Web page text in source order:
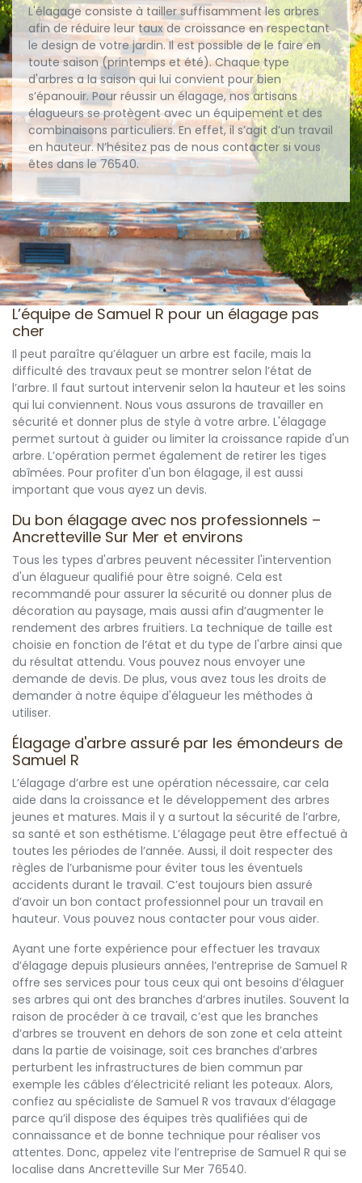
L'élagage consiste à tailler suffisamment les arbres
afin de réduire leur taux de croissance en respectant
le design de votre jardin. Il est possible de le faire en
toute saison (printemps et été). Chaque type
d'arbres a la saison qui lui convient pour bien
s’épanouir. Pour réussir un élagage, nos artisans
élagueurs se protègent avec un équipement et des
combinaisons particuliers. En effet, il s’agit d’un travail
en hauteur. N’hésitez pas de nous contacter si vous
êtes dans le 76540.
L’équipe de Samuel R pour un élagage pas
cher
Il peut paraître qu’élaguer un arbre est facile, mais la
difficulté des travaux peut se montrer selon l’état de
l’arbre. Il faut surtout intervenir selon la hauteur et les soins
qui lui conviennent. Nous vous assurons de travailler en
sécurité et donner plus de style à votre arbre. L'élagage
permet surtout à guider ou limiter la croissance rapide d'un
arbre. L’opération permet également de retirer les tiges
abîmées. Pour profiter d'un bon élagage, il est aussi
important que vous ayez un devis.
Du bon élagage avec nos professionnels –
Ancretteville Sur Mer et environs
Tous les types d'arbres peuvent nécessiter l'intervention
d'un élagueur qualifié pour être soigné. Cela est
recommandé pour assurer la sécurité ou donner plus de
décoration au paysage, mais aussi afin d’augmenter le
rendement des arbres fruitiers. La technique de taille est
choisie en fonction de l’état et du type de l'arbre ainsi que
du résultat attendu. Vous pouvez nous envoyer une
demande de devis. De plus, vous avez tous les droits de
demander à notre équipe d'élagueur les méthodes à
utiliser.
Élagage d'arbre assuré par les émondeurs de
Samuel R
L’élagage d’arbre est une opération nécessaire, car cela
aide dans la croissance et le développement des arbres
jeunes et matures. Mais il y a surtout la sécurité de l’arbre,
sa santé et son esthétisme. L’élagage peut être effectué à
toutes les périodes de l’année. Aussi, il doit respecter des
règles de l’urbanisme pour éviter tous les éventuels
accidents durant le travail. C’est toujours bien assuré
d’avoir un bon contact professionnel pour un travail en
hauteur. Vous pouvez nous contacter pour vous aider.
Ayant une forte expérience pour effectuer les travaux
d’élagage depuis plusieurs années, l’entreprise de Samuel R
offre ses services pour tous ceux qui ont besoins d’élaguer
ses arbres qui ont des branches d’arbres inutiles. Souvent la
raison de procéder à ce travail, c’est que les branches
d’arbres se trouvent en dehors de son zone et cela atteint
dans la partie de voisinage, soit ces branches d’arbres
perturbent les infrastructures de bien commun par
exemple les câbles d’électricité reliant les poteaux. Alors,
confiez au spécialiste de Samuel R vos travaux d’élagage
parce qu’il dispose des équipes très qualifiées qui de
connaissance et de bonne technique pour réaliser vos
attentes. Donc, appelez vite l’entreprise de Samuel R qui se
localise dans Ancretteville Sur Mer 76540.